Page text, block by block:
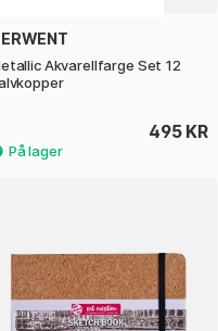
Akvarellfarge Set 12
495 KR